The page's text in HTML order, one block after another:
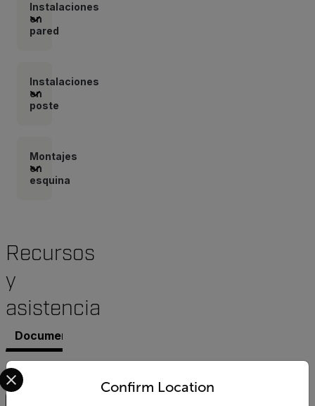
Instalaciones
en
pared
Instalaciones
en
poste
Montajes
en
esquina
Recursos
y
asistencia
Documentos
Buscar
Confirm Location
Select your preferred country and language from the